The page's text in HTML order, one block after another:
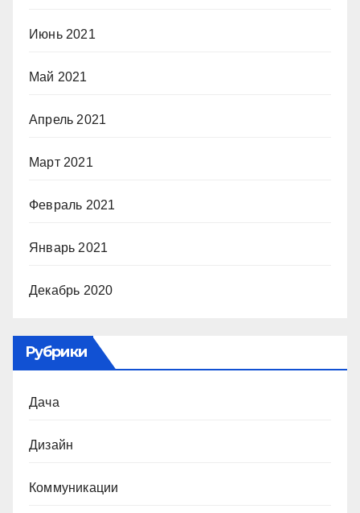
Июнь 2021
Май 2021
Апрель 2021
Март 2021
Февраль 2021
Январь 2021
Декабрь 2020
Рубрики
Дача
Дизайн
Коммуникации